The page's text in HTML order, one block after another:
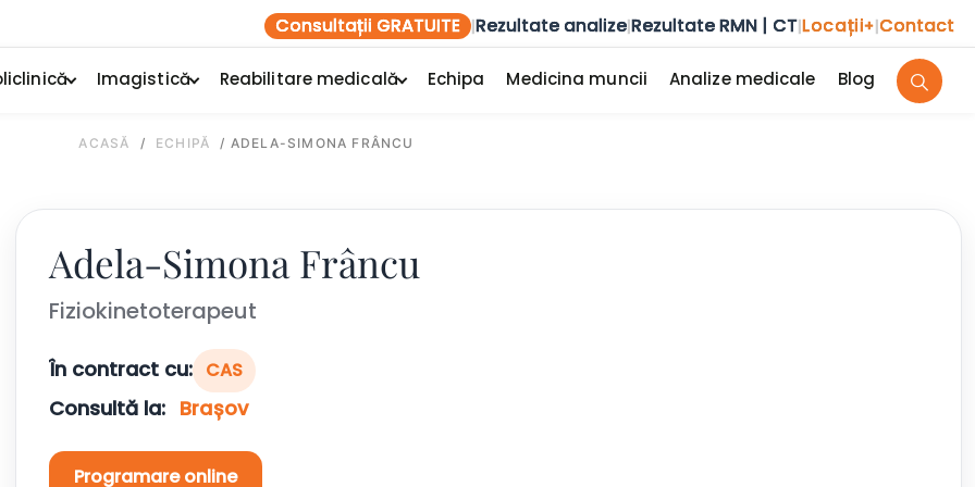
Consultații GRATUITE |Rezultate analize|Rezultate RMN | CT|Locații+|Contact
Imagistică Reabilitare medicală Echipa Medicina muncii Analize medicale Blog
ACASĂ / ECHIPĂ / ADELA-SIMONA FRÂNCU
Adela-Simona Frâncu
Fiziokinetoterapeut
În contract cu: CAS
Consultă la: Brașov
Programare online